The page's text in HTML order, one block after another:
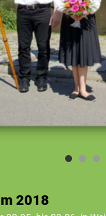
2018